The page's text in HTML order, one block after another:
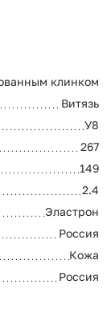
клинком
Витязь
У8
267
149
2.4
Эластрон
Россия
Кожа
Россия